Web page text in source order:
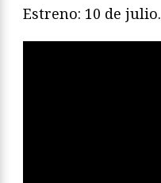
Estreno: 10 de julio.